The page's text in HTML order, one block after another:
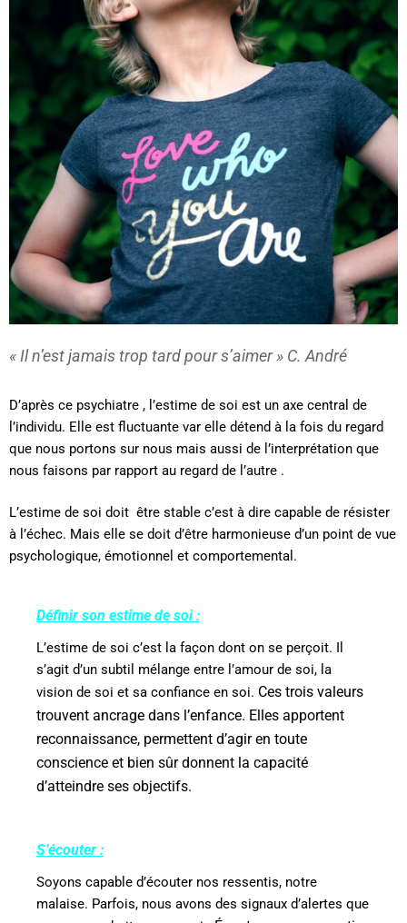
« Il n’est jamais trop tard pour s’aimer » C. André
D’après ce psychiatre , l’estime de soi est un axe central de
l’individu. Elle est fluctuante var elle détend à la fois du regard
que nous portons sur nous mais aussi de l’interprétation que
nous faisons par rapport au regard de l’autre .
L’estime de soi doit être stable c’est à dire capable de résister
à l’échec. Mais elle se doit d’être harmonieuse d’un point de vue
psychologique, émotionnel et comportemental.
Définir son estime de soi :
L’estime de soi c’est la façon dont on se perçoit. Il
s’agit d’un subtil mélange entre l’amour de soi, la
vision de soi et sa confiance en soi. Ces trois valeurs
trouvent ancrage dans l’enfance. Elles apportent
reconnaissance, permettent d’agir en toute
conscience et bien sûr donnent la capacité
d’atteindre ses objectifs.
S’écouter :
Soyons capable d’écouter nos ressentis, notre
malaise. Parfois, nous avons des signaux d’alertes que